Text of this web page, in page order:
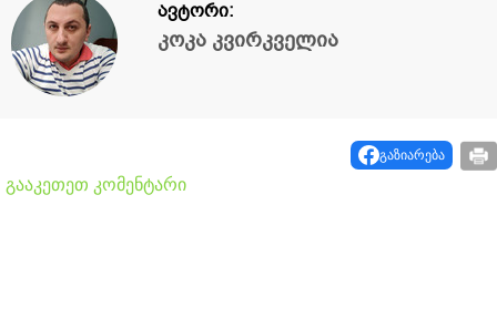
ავტორი:
კოკა კვირკველია
გაზიარება
გააკეთეთ კომენტარი